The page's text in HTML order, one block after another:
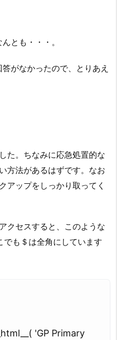
とも・・・。
がなかったので、とりあえ
た。ちなみに応急処置的な
方法があるはずです。なお
アップをしっかり取ってく
クセスすると、このような
も＄は全角にしています
'GP Primary